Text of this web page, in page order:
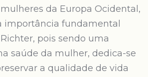
da Europa Ocidental,
importância fundamental
pois sendo uma
saúde da mulher, dedica-se
a qualidade de vida